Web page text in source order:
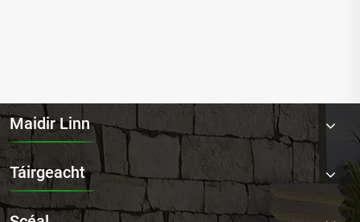
Maidir Linn
Táirgeacht